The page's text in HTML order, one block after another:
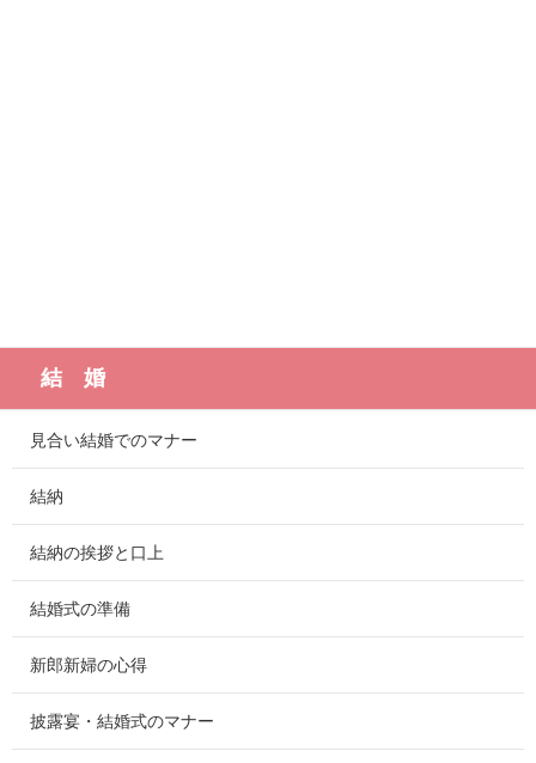
結 婚
見合い結婚でのマナー
結納
結納の挨拶と口上
結婚式の準備
新郎新婦の心得
披露宴・結婚式のマナー